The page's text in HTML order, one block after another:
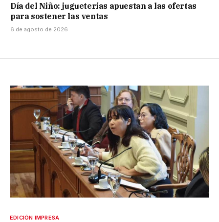
Día del Niño: jugueterías apuestan a las ofertas
para sostener las ventas
6 de agosto de 2026
EDICIÓN IMPRESA